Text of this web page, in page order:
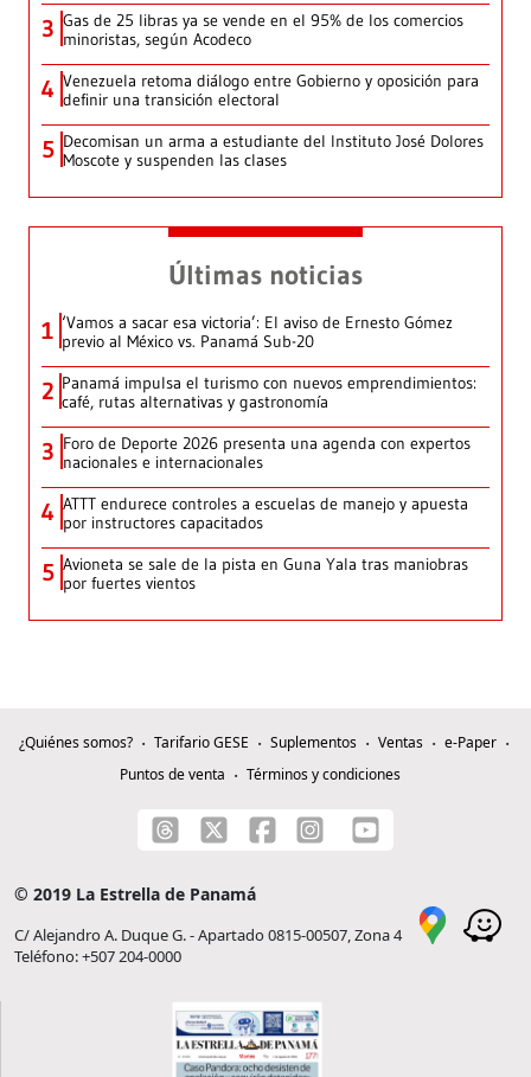
3 Gas de 25 libras ya se vende en el 95% de los comercios
minoristas, según Acodeco
4 Venezuela retoma diálogo entre Gobierno y oposición para
definir una transición electoral
5 Decomisan un arma a estudiante del Instituto José Dolores
Moscote y suspenden las clases
Últimas noticias
1 ‘Vamos a sacar esa victoria’: El aviso de Ernesto Gómez
previo al México vs. Panamá Sub-20
2 Panamá impulsa el turismo con nuevos emprendimientos:
café, rutas alternativas y gastronomía
3 Foro de Deporte 2026 presenta una agenda con expertos
nacionales e internacionales
4 ATTT endurece controles a escuelas de manejo y apuesta
por instructores capacitados
5 Avioneta se sale de la pista en Guna Yala tras maniobras
por fuertes vientos
¿Quiénes somos? Tarifario GESE Suplementos Ventas
e-Paper
Puntos de venta
Términos y condiciones
© 2019 La Estrella de Panamá
C/ Alejandro A. Duque G. - Apartado 0815-00507, Zona 4
Teléfono: +507 204-0000